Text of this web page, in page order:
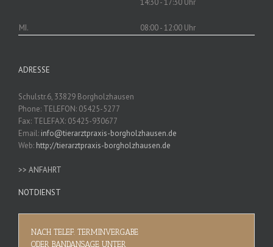
14:30 - 17:30 Uhr
MI. 08:00 - 12:00 Uhr
ADRESSE
Schulstr.6, 33829 Borgholzhausen
Phone: TELEFON: 05425-5277
Fax: TELEFAX: 05425-930677
Email: info@tierarztpraxis-borgholzhausen.de
Web: http://tierarztpraxis-borgholzhausen.de
>> ANFAHRT
NOTDIENST
NACH TELEF. TERMINVERGABE
ODER BANDANSAGE UNTER